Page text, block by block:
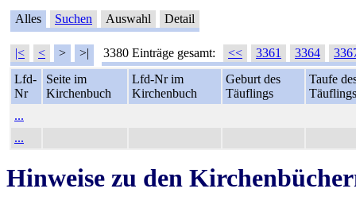
Alles Suchen Auswahl Detail
|< < > >| 3380 Einträge gesamt: << 3361 3364
Lfd-
Nr
Seite im
Kirchenbuch
Lfd-Nr im
Kirchenbuch
Geburt des
Täuflings
Taufe
Täuflings
...
...
Hinweise zu den